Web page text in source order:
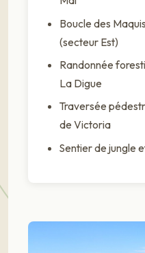
Boucle des
(secteur Est)
Randonnée
La Digue
Traversée
de Victoria
Sentier de jungle